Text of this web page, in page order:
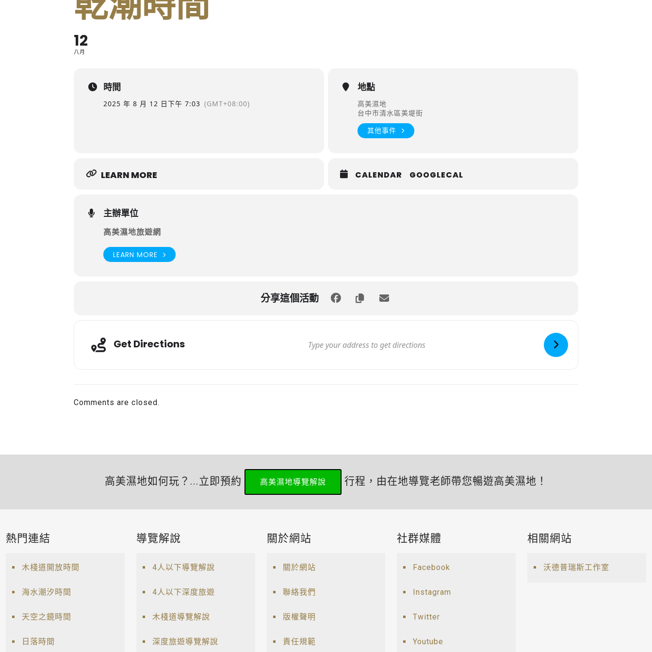
12
八月
時間
2025 年 8 月 12 日下午 7:03 (GMT+08:00)
地點
高美濕地
台中市清水區美堤街
其他事件
LEARN MORE CALENDAR GOOGLECAL
主辦單位
高美濕地旅遊網
LEARN MORE
分享這個活動
Get Directions
Comments are closed.
高美濕地如何玩？...立即預約 高美濕地導覽解說 行程，由在地導覽老師帶您暢遊高美濕地！
熱門連結
木棧道開放時間
海水潮汐時間
天空之鏡時間
日落時間
導覽解說
4人以下導覽解說
4人以下深度旅遊
木棧道導覽解說
深度旅遊導覽解說
關於網站
關於網站
聯絡我們
版權聲明
責任規範
社群媒體
Facebook
Instagram
Twitter
Youtube
相關網站
沃德普瑞斯工作室